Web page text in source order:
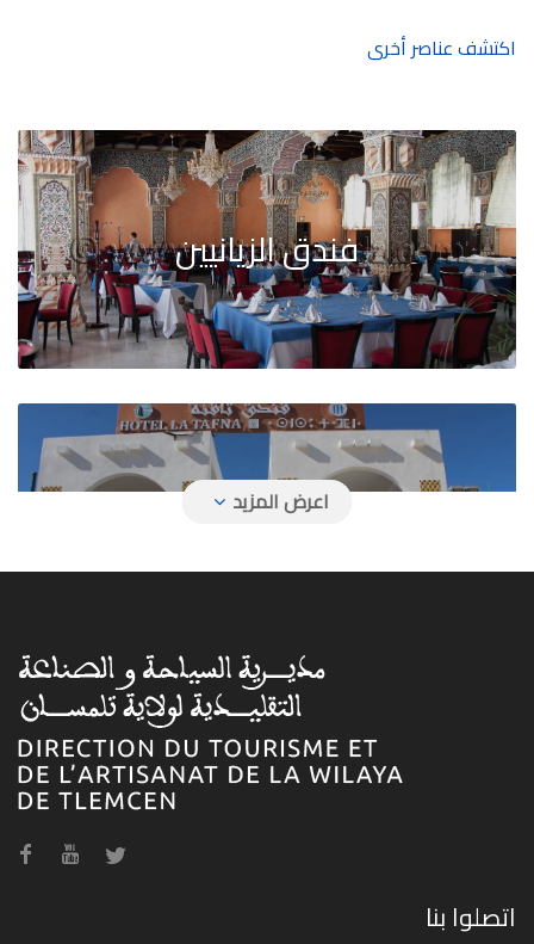
اكتشف عناصر أخرى
فندق الزيانيين
فندق تافنة
فندق حمام بوغرارة
اتصلوا بنا